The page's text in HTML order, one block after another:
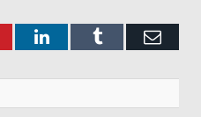
LinkedInTumblr